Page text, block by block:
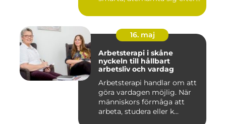
16. maj
Arbetsterapi i skåne
nyckeln till hållbart
arbetsliv och vardag
Arbetsterapi handlar om att
göra vardagen möjlig. När
människors förmåga att
arbeta, studera eller k...